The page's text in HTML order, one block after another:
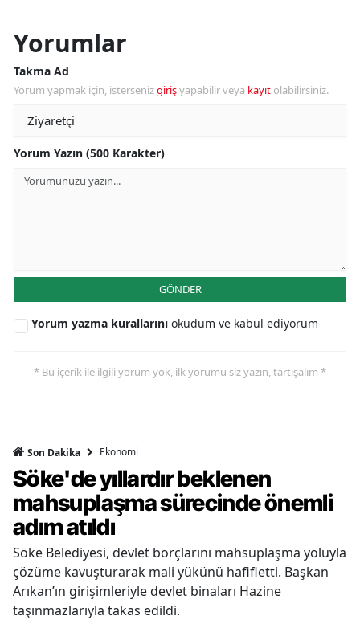
Yorumlar
Takma Ad
Yorum yapmak için, istersenizgirişyapabilir veya kayıt olabilirsiniz.
Yorum Yazın (500 Karakter)
GÖNDER
Yorum yazma kurallarını okudum ve kabul ediyorum
* Bu içerik ile ilgili yorum yok, ilk yorumu siz yazın, tartışalım *
Son Dakika Ekonomi
Söke'de yıllardır beklenen
mahsuplaşma sürecinde önemli
adım atıldı
Söke Belediyesi, devlet borçlarını mahsuplaşma yoluyla
çözüme kavuşturarak mali yükünü hafifletti. Başkan
Arıkan’ın girişimleriyle devlet binaları Hazine
taşınmazlarıyla takas edildi.